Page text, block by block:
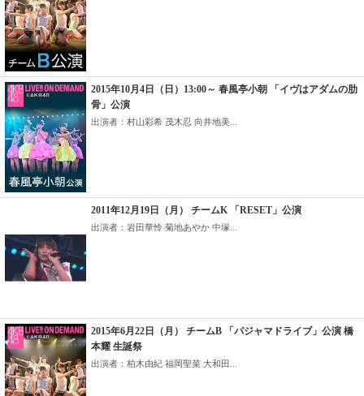
2015年10月4日（日）13:00～ 春風亭小朝 「イヴはアダムの肋
骨」公演
出演者：村山彩希 茂木忍 向井地美...
2011年12月19日（月） チームK 「RESET」公演
出演者：岩田華怜 菊地あやか 中塚...
2015年6月22日（月） チームB 「パジャマドライブ」公演 橋
本耀 生誕祭
出演者：柏木由紀 福岡聖菜 大和田...